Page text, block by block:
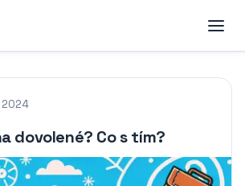
2024
dovolené? Co s tím?